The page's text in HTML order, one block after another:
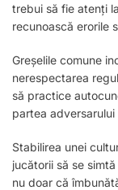
trebui să fie atenți
recunoască erorile
Greșelile comune
nerespectarea
să practice
partea
Stabilirea unei
jucătorii să se
nu doar că